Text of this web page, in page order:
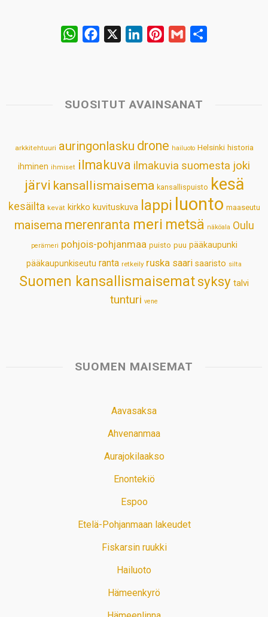
W
s
p
b
k
e
n
e
s
t
l
SUOSITUT AVAINSANAT
arkkitehtuuri auringonlasku drone hailuoto Helsinki historia
ihminen ihmiset ilmakuva ilmakuvia suomesta joki
järvi kansallismaisema kansallispuisto kesä
kesäilta kevät kirkko kuvituskuva lappi luonto maaseutu
maisema merenranta meri metsä näköala Oulu
perämeri pohjois-pohjanmaa puisto puu pääkaupunki
pääkaupunkiseutu ranta retkeily ruska saari saaristo silta
Suomen kansallismaisematsyksy talvi
tunturi vene
SUOMEN MAISEMAT
Aavasaksa
Ahvenanmaa
Aurajokilaakso
Enontekiö
Espoo
Etelä-Pohjanmaan lakeudet
Fiskarsin ruukki
Hailuoto
Hämeenkyrö